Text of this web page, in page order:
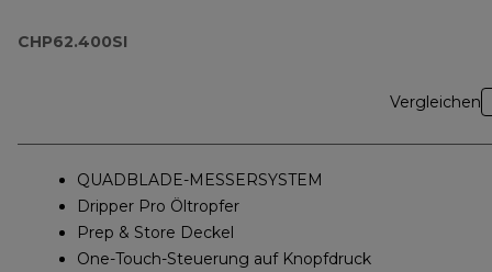
CHP62.400SI
Vergleichen
QUADBLADE-MESSERSYSTEM
Dripper Pro Öltropfer
Prep & Store Deckel
One-Touch-Steuerung auf Knopfdruck